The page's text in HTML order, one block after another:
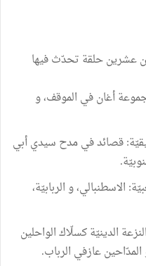
عشرين حلقة تحدّث فيها
أغان في الموقف، و
قصائد في مدح سيدي أبي
الاسطنبالي، و الربابيّة،
الدينيّة كسلّاك الواحلين
عازفي الرباب.